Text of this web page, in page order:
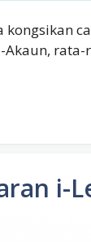
kongsikan
Akaun,
i-